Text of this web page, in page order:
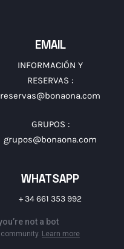
EMAIL
INFORMACIÓN Y
RESERVAS :
reservas@bonaona.com
GRUPOS :
grupos@bonaona.com
WHATSAPP
+ 34 661 353 992